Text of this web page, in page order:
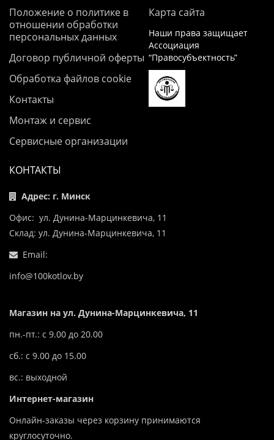
Положение о политике в
отношении обработки
персональных данных
Договор публичной оферты
Обработка файлов cookie
Контакты
Монтаж и сервис
Сервисные организации
Карта сайта
Наши права защищает
Ассоциация
“Правосубъектность”
КОНТАКТЫ
Адрес: г. Минск
Офис: ул. Дунина-Марцинкевича, 11
Склад: ул. Дунина-Марцинкевича, 11
Email:
info@100kotlov.by
Магазин на ул. Дунина-Марцинкевича, 11
пн.-пт.: с 9.00 до 20.00
сб.: с 9.00 до 15.00
вс.: выходной
Интернет-магазин
Онлайн-заказы через корзину принимаются
круглосуточно.